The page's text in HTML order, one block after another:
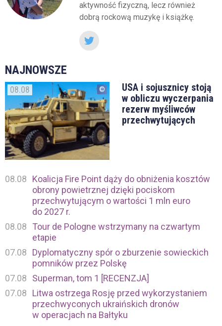
aktywność fizyczną, lecz również
dobrą rockową muzykę i książkę.
NAJNOWSZE
08.08
USA i sojusznicy stoją
w obliczu wyczerpania
rezerw myśliwców
przechwytujących
08.08
Koalicja Fire Point dąży do obniżenia kosztów
obrony powietrznej dzięki pociskom
przechwytującym o wartości 1 mln euro
do 2027 r.
08.08
Tour de Pologne wstrzymany na czwartym
etapie
07.08
Dyplomatyczny spór o zburzenie sowieckich
pomników przez Polskę
07.08
Superman, tom 1 [RECENZJA]
07.08
Litwa ostrzega Rosję przed wykorzystaniem
przechwyconych ukraińskich dronów
w operacjach na Bałtyku